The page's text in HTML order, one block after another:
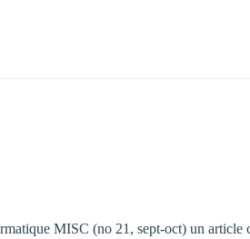
MISC (no 21, sept-oct) un